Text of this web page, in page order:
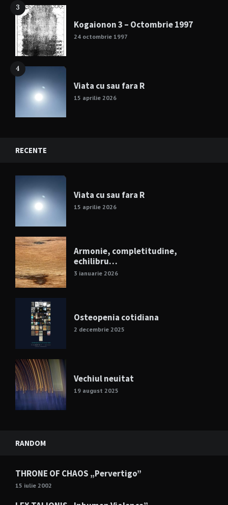
3
Kogaionon 3 – Octombrie 1997
24 octombrie 1997
4
Viata cu sau fara R
15 aprilie 2026
RECENTE
Viata cu sau fara R
15 aprilie 2026
Armonie, completitudine,
echilibru…
3 ianuarie 2026
Osteopenia cotidiana
2 decembrie 2025
Vechiul neuitat
19 august 2025
RANDOM
THRONE OF CHAOS „Pervertigo”
15 iulie 2002